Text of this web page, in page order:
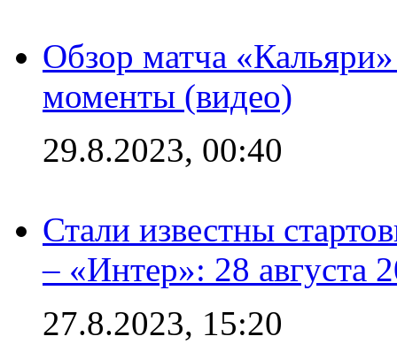
Обзор матча
моменты (видео)
29.8.2023, 00:40
Стали известны
– «Интер»: 28 августа
27.8.2023, 15:20